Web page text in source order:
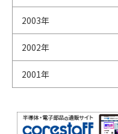
2003年
2002年
2001年